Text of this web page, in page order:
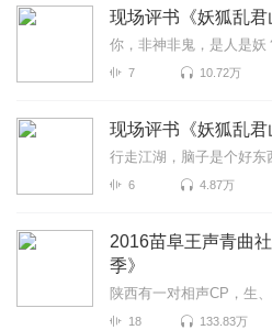
现场评书《妖狐乱
你，非神非鬼，是人是妖
7 10.72万
现场评书《妖狐乱
行走江湖，脑子是个好东
6 4.87万
2016苗阜王声青曲
季》
陕西有一对相声CP，生
18 133.83万